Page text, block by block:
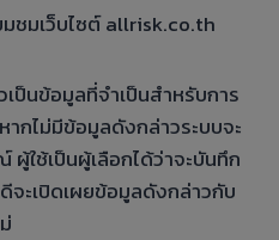
มชมเว็บไซต์ allrisk.co.th
ป็นข้อมูลที่จำเป็นสำหรับการ
กไม่มีข้อมูลดังกล่าวระบบจะ
ใช้เป็นผู้เลือกได้ว่าจะบันทึก
ะเปิดเผยข้อมูลดังกล่าวกับ